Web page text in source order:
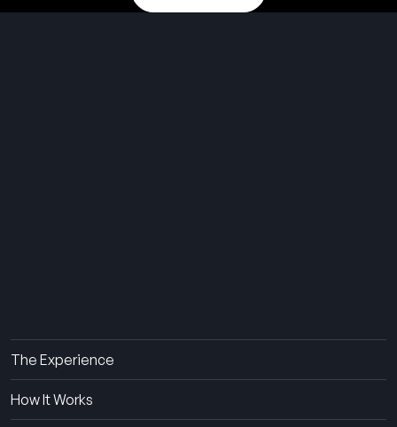
The Experience
How It Works